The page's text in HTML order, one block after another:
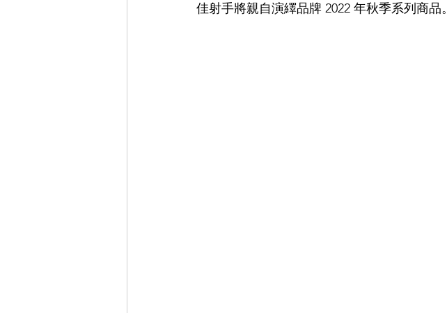
佳射手將親自演繹品牌 2022 年秋季系列商品。